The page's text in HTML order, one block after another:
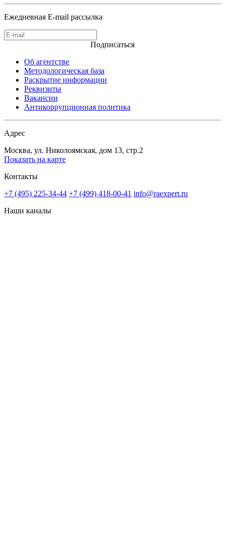
Ежедневная E-mail рассылка
Подписаться
Об агентстве
Методологическая база
Раскрытие информации
Реквизиты
Вакансии
Антикоррупционная политика
Адрес
Москва, ул. Николоямская, дом 13, стр.2
Показать на карте
Контакты
+7 (495) 225-34-44 +7 (499) 418-00-41 info@raexpert.ru
Наши каналы